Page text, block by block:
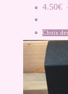
4.50€
Choix